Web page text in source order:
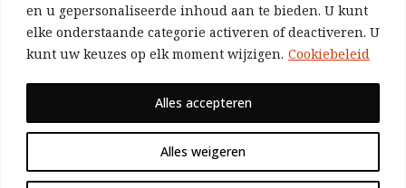
en u gepersonaliseerde inhoud aan te bieden. U kunt
elke onderstaande categorie activeren of deactiveren. U
kunt uw keuzes op elk moment wijzigen. Cookiebeleid
Alles weigeren
Alles accepteren
advertenties en zonder rijke sponsors), zijn we
voor de publicatie van ons tijdschrift uitsluitend
afhankelijk van de financiële steun van onze
Bij voorbaat dank voor uw solidariteit.